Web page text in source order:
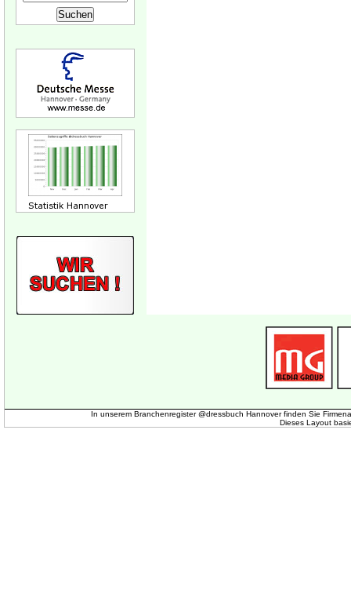
In unserem Branchenregister @dressbuch Hannover finden Sie
Dieses Layout